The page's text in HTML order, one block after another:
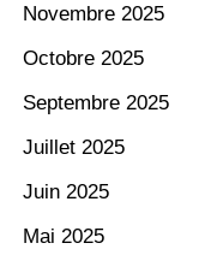
Novembre 2025
Octobre 2025
Septembre 2025
Juillet 2025
Juin 2025
Mai 2025